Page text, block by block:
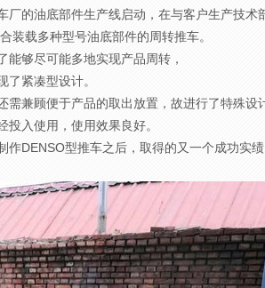
厂的油底部件生产线启动，在与客户生产技术
装载多种型号油底部件的周转推车。
能够尽可能多地实现产品周转，
了紧凑型设计。
需兼顾便于产品的取出放置，故进行了特殊设
投入使用，使用效果良好。
作DENSO型推车之后，取得的又一个成功实绩